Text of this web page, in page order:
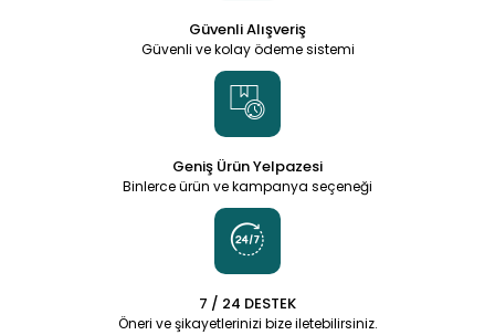
Güvenli Alışveriş
Güvenli ve kolay ödeme sistemi
Geniş Ürün Yelpazesi
Binlerce ürün ve kampanya seçeneği
7 / 24 DESTEK
Öneri ve şikayetlerinizi bize iletebilirsiniz.